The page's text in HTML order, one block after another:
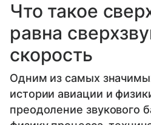
Что такое
равна
скорость
Одним из самых
истории авиации и
преодоление звукового